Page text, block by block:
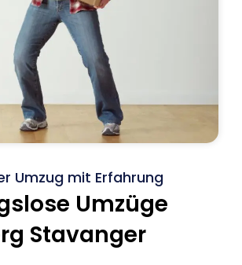
Umzug mit Erfahrung
Umzüge
Stavanger